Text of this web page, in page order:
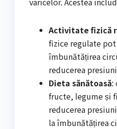
Activitate fizică
fizice regulate
îmbunătățirea
reducerea
Dieta sănătoasă:
fructe, legume și
reducerea
la îmbunătățirea